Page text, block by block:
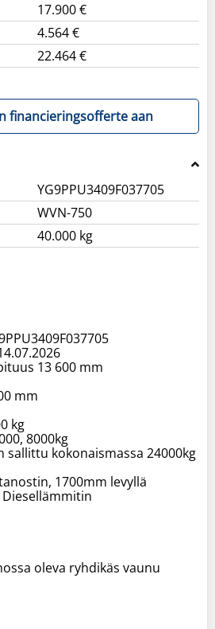
17.900 €
4.564 €
22.464 €
financieringsofferte aan
YG9PPU3409F037705
WVN-750
40.000 kg
13 600 mm
mm
kg
8000kg
sallittu kokonaismassa 24000kg
1700mm levyllä
oleva ryhdikäs vaunu